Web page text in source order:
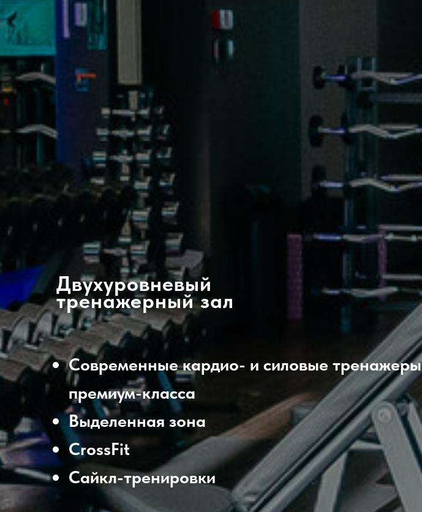
Двухуровневый
тренажерный зал
Современные кардио- и силовые тренажеры
премиум-класса
Выделенная зона
CrossFit
Сайкл-тренировки